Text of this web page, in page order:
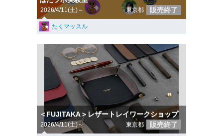
2026/4/11(土)～ 東京都 販売終了
たくマッスル
＜FUJITAKA＞レザートレイワークショップ
2026/4/11(土)～ 東京都 販売終了